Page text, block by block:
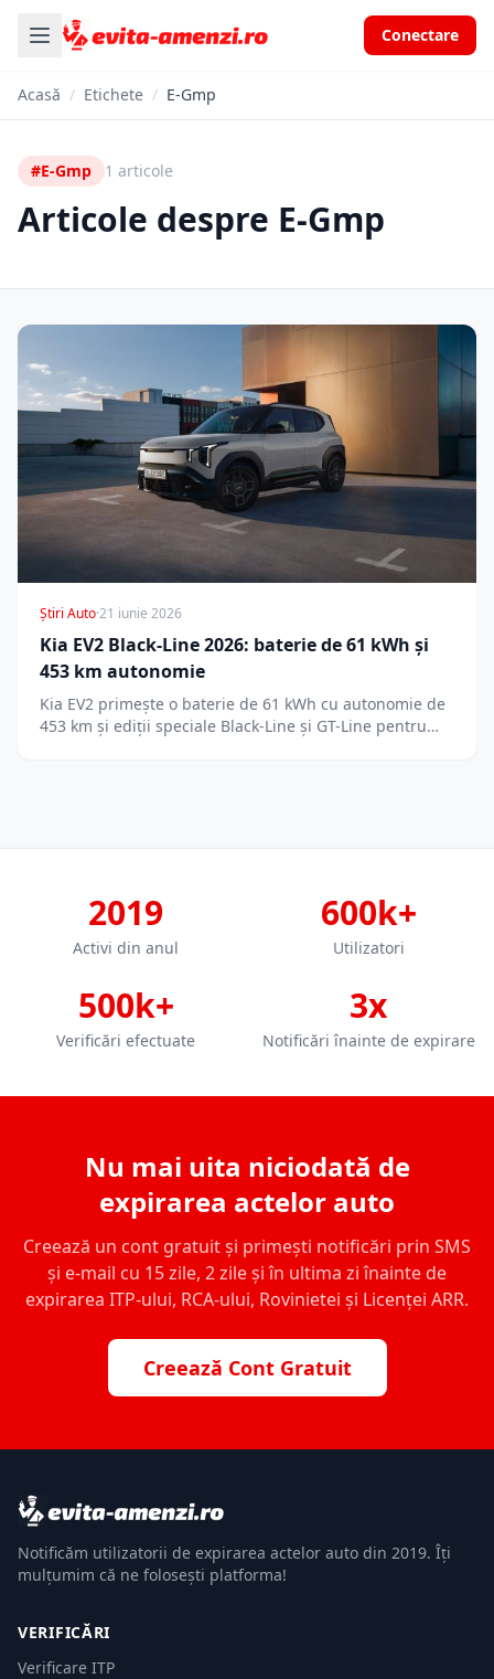
Conectare
Acasă / Etichete / E-Gmp
#E-Gmp 1 articole
Articole despre E-Gmp
Știri Auto·21 iunie 2026
Kia EV2 Black-Line 2026: baterie de 61 kWh și
453 km autonomie
Kia EV2 primește o baterie de 61 kWh cu autonomie de
453 km și ediții speciale Black-Line și GT-Line pentru…
2019
Activi din anul
600k+
Utilizatori
500k+
Verificări efectuate
3x
Notificări înainte de expirare
Nu mai uita niciodată de
expirarea actelor auto
Creează un cont gratuit și primești notificări prin SMS
și e-mail cu 15 zile, 2 zile și în ultima zi înainte de
expirarea ITP-ului, RCA-ului, Rovinietei și Licenței ARR.
Creează Cont Gratuit
Notificăm utilizatorii de expirarea actelor auto din 2019. Îți
mulțumim că ne folosești platforma!
VERIFICĂRI
Verificare ITP